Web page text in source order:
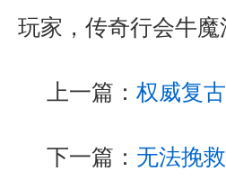
玩家，传奇行会牛魔
上一篇： 权威复
下一篇： 无法挽